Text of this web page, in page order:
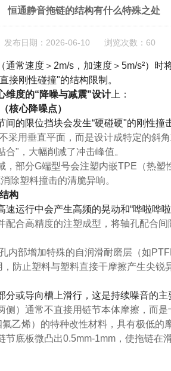
恒通静音拖链的结构有什么特殊之处
发布日期：2026-06-10 浏览次数：60
通常速度＞2m/s，加速度＞5m/s²）时
接刚性碰撞"的结构限制。
维度的“降噪与减震"设计上：
核心降噪点）
的限位挡块会发生“硬碰硬"的刚性撞
采用垂直平面，而是设计成特定的斜
合"，大幅削减了冲击峰值。
，部分G端型号会注塑内嵌TPE（热塑
除塑料撞击的清脆异响。
构
运行中会产生高频的晃动和“哗啦哗啦
配合高精度的注塑成型，将轴孔配合间
内部增加特殊的自润滑耐磨层（如
防止塑料与塑料直接干摩擦产生尖锐
或导向槽上滑行，这是持续噪音的主
侧）通常不直接用链节本体摩擦，而是
乙烯）的特种改性材料，具有极低的
节底板微凸出0.5mm-1mm ，使拖链在